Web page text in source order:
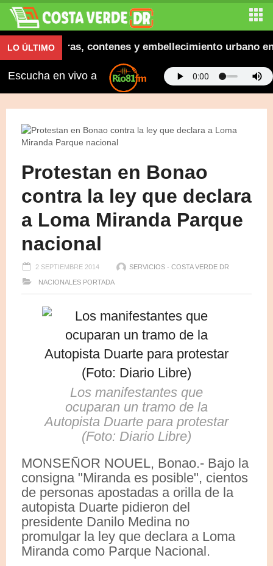
LO ÚLTIMOaceras, contenes y embellecimiento urbano en El
Escucha en vivo a
Protestan en Bonao
contra la ley que declara
a Loma Miranda Parque
nacional
2 SEPTIEMBRE 2014 SERVICIOS - COSTA VERDE DR
NACIONALES PORTADA
Los manifestantes que
ocuparan un tramo de la
Autopista Duarte para protestar
(Foto: Diario Libre)
MONSEÑOR NOUEL, Bonao.- Bajo la
consigna "Miranda es posible", cientos
de personas apostadas a orilla de la
autopista Duarte pidieron del
presidente Danilo Medina no
promulgar la ley que declara a Loma
Miranda como Parque Nacional.